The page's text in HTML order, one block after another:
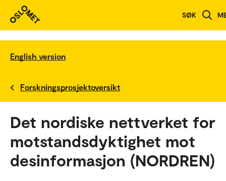
SØK
English version
Forskningsprosjektoversikt
Det nordiske nettverket for
motstandsdyktighet mot
desinformasjon (NORDREN)